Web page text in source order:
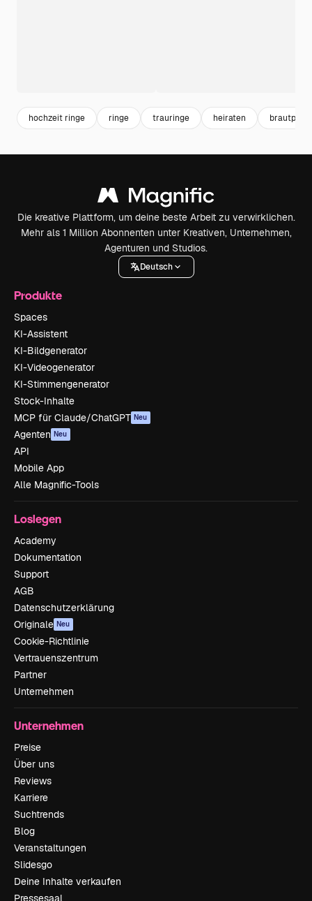
hochzeit ringe ringe trauringe heiraten brautpaar
Die kreative Plattform, um deine beste Arbeit zu verwirklichen.
Mehr als 1 Million Abonnenten unter Kreativen, Unternehmen,
Agenturen und Studios.
Deutsch
Produkte
Spaces
KI-Assistent
KI-Bildgenerator
KI-Videogenerator
KI-Stimmengenerator
Stock-Inhalte
MCP für Claude/ChatGPT Neu
Agenten Neu
API
Mobile App
Alle Magnific-Tools
Loslegen
Academy
Dokumentation
Support
AGB
Datenschutzerklärung
Originale Neu
Cookie-Richtlinie
Vertrauenszentrum
Partner
Unternehmen
Unternehmen
Preise
Über uns
Reviews
Karriere
Suchtrends
Blog
Veranstaltungen
Slidesgo
Deine Inhalte verkaufen
Pressesaal